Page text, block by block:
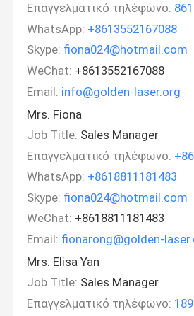
Επαγγελματικό τηλέφωνο:
WhatsApp: +8613552167088
Skype: fiona024@hotmail.com
WeChat: +8613552167088
Email: info@golden-laser.org
Mrs. Fiona
Job Title: Sales Manager
Επαγγελματικό τηλέφωνο:
WhatsApp: +8618811181483
Skype: fiona024@hotmail.com
WeChat: +8618811181483
Email: fionarong@golden-
Mrs. Elisa Yan
Job Title: Sales Manager
Επαγγελματικό τηλέφωνο: